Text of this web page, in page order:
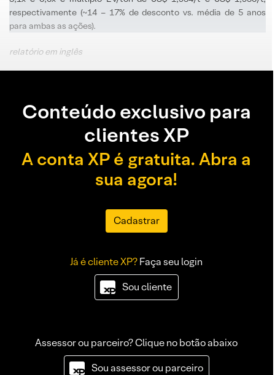
respectivamente (~14 – 17% de desconto vs. média de 5 anos
para ambas as ações).
relatório em inglês
Conteúdo exclusivo para
clientes XP
A conta XP é gratuita. Abra a
sua agora!
Cadastrar
Já é cliente XP?Faça seu login
Sou cliente
Assessor ou parceiro? Clique no botão abaixo
Sou assessor ou parceiro